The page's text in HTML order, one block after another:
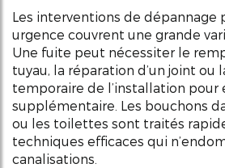
Les interventions de dépannage
urgence couvrent une grande
Une fuite peut nécessiter le
tuyau, la réparation d’un joint ou
temporaire de l’installation
supplémentaire. Les bouchons
ou les toilettes sont traités
techniques efficaces qui
canalisations.